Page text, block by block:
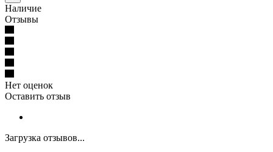
Наличие
Отзывы
Нет оценок
Оставить отзыв
Загрузка отзывов...